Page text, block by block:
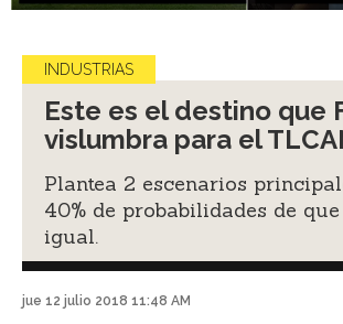
INDUSTRIAS
Este es el destino que
vislumbra para el
Plantea 2 escenarios
40% de probabilidades de
igual.
jue 12 julio 2018 11:48 AM